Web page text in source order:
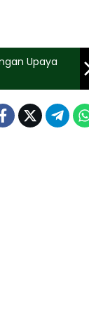
Upaya